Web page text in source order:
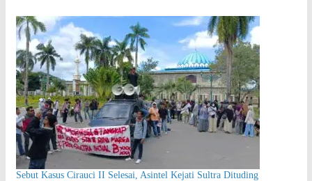
Sebut Kasus Cirauci II Selesai, Asintel Kejati Sultra Dituding